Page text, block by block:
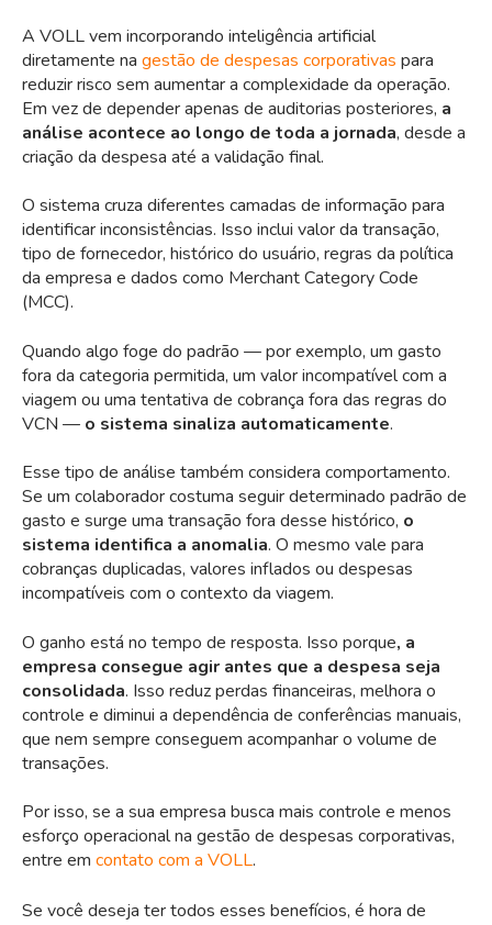
A VOLL vem incorporando inteligência artificial
diretamente na gestão de despesas corporativas para
reduzir risco sem aumentar a complexidade da operação.
Em vez de depender apenas de auditorias posteriores, a
análise acontece ao longo de toda a jornada, desde a
criação da despesa até a validação final.
O sistema cruza diferentes camadas de informação para
identificar inconsistências. Isso inclui valor da transação,
tipo de fornecedor, histórico do usuário, regras da política
da empresa e dados como Merchant Category Code
(MCC).
Quando algo foge do padrão — por exemplo, um gasto
fora da categoria permitida, um valor incompatível com a
viagem ou uma tentativa de cobrança fora das regras do
VCN — o sistema sinaliza automaticamente.
Esse tipo de análise também considera comportamento.
Se um colaborador costuma seguir determinado padrão de
gasto e surge uma transação fora desse histórico, o
sistema identifica a anomalia. O mesmo vale para
cobranças duplicadas, valores inflados ou despesas
incompatíveis com o contexto da viagem.
O ganho está no tempo de resposta. Isso porque, a
empresa consegue agir antes que a despesa seja
consolidada. Isso reduz perdas financeiras, melhora o
controle e diminui a dependência de conferências manuais,
que nem sempre conseguem acompanhar o volume de
transações.
Por isso, se a sua empresa busca mais controle e menos
esforço operacional na gestão de despesas corporativas,
entre em contato com a VOLL.
Se você deseja ter todos esses benefícios, é hora de